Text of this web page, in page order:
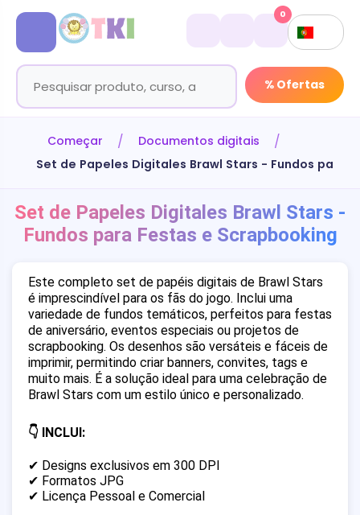
% Ofertas
0
Começar
Documentos digitais
Set de Papeles Digitales Brawl Stars - Fundos para
Set de Papeles Digitales Brawl Stars -
Fundos para Festas e Scrapbooking
Este completo set de papéis digitais de Brawl Stars
é imprescindível para os fãs do jogo. Inclui uma
variedade de fundos temáticos, perfeitos para festas
de aniversário, eventos especiais ou projetos de
scrapbooking. Os desenhos são versáteis e fáceis de
imprimir, permitindo criar banners, convites, tags e
muito mais. É a solução ideal para uma celebração de
Brawl Stars com um estilo único e personalizado.
👇 INCLUI:
✔ Designs exclusivos em 300 DPI
✔ Formatos JPG
✔ Licença Pessoal e Comercial